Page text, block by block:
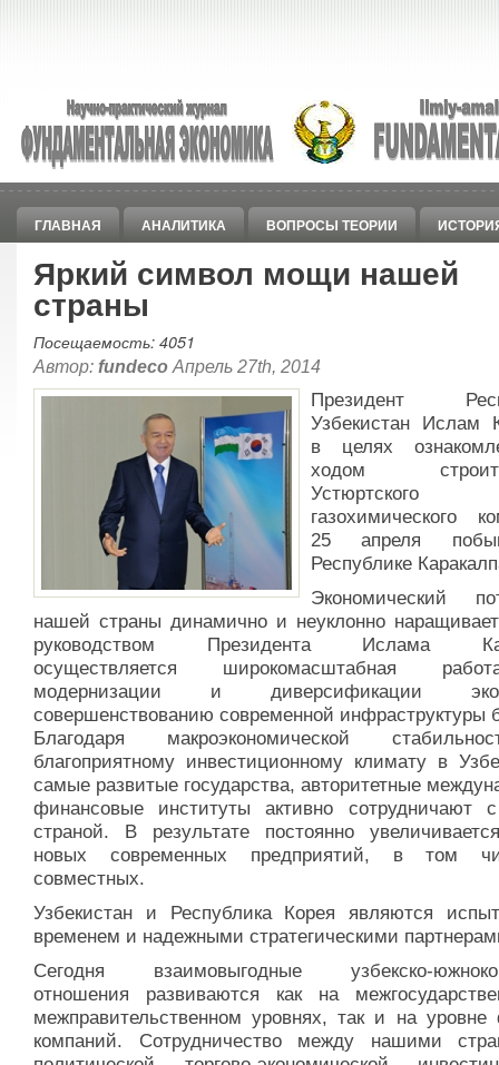
ГЛАВНАЯ АНАЛИТИКА ВОПРОСЫ ТЕОРИИ
Яркий символ мощи нашей
страны
Посещаемость: 4051
Автор: fundeco Апрель 27th, 2014
Президент
Узбекистан Ислам
в целях
ходом
Устюртского
газохимического
25 апреля
Республике
Экономический
нашей страны динамично и неуклонно
руководством Президента Ислама
осуществляется широкомасштабная
модернизации и диверсификации
совершенствованию современной инфраструктуры
Благодаря макроэкономической
благоприятному инвестиционному климату в
самые развитые государства, авторитетные
финансовые институты активно сотрудничают
страной. В результате постоянно
новых современных предприятий, в том
совместных.
Узбекистан и Республика Корея являются
временем и надежными стратегическими
Сегодня взаимовыгодные узбекско-
отношения развиваются как на
межправительственном уровнях, так и на
компаний. Сотрудничество между нашими